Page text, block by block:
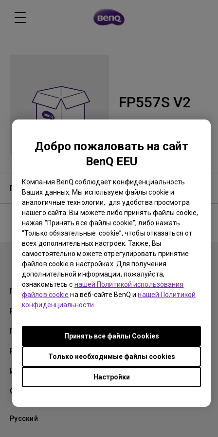
Добро пожаловать на сайт
BenQ EEU
Компания BenQ соблюдает конфиденциальность
Ваших данных. Мы используем файлы cookie и
аналогичные технологии, для удобства просмотра
нашего сайта. Вы можете либо принять файлы cookie,
нажав “Принять все файлы cookie”, либо нажать
“Только обязательные cookie”, чтобы отказаться от
всех дополнительных настроек. Также, Вы
самостоятельно можете отрегулировать принятие
файлов cookie в настройках. Для получения
дополнительной информации, пожалуйста,
ознакомьтесь с нашей Политикой использования
файлов cookie на веб-сайте BenQ инашей Политикой
конфиденциальности
Настройки
Только необходимые файлы cookies
Принять все файлы Сookies
FP557S V2
Гарантия
No related warranty information
Продукция
Проекторы
Решения
Образование
Поддержка
Поддержка
Ресурсы
Проекционный калькулятор
Информация
BenQ AQCOLOR
О компании BenQ
Профиль компании
Новости
Русский